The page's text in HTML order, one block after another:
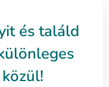
és találd